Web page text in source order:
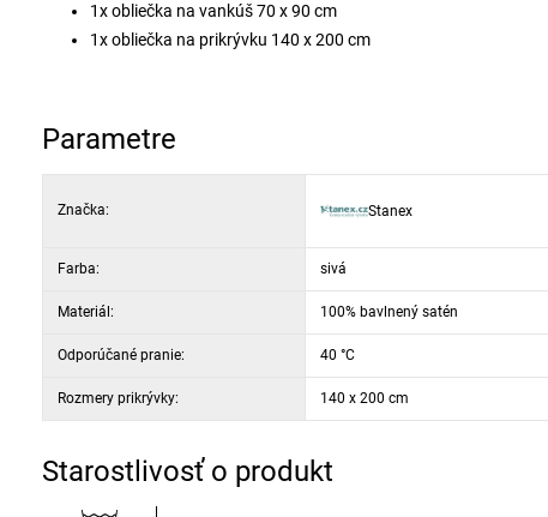
1x obliečka na vankúš 70 x 90 cm
1x obliečka na prikrývku 140 x 200 cm
Parametre
Značka: Stanex
Farba: sivá
Materiál: 100% bavlnený satén
Odporúčané pranie: 40 °C
Rozmery prikrývky: 140 x 200 cm
Starostlivosť o produkt